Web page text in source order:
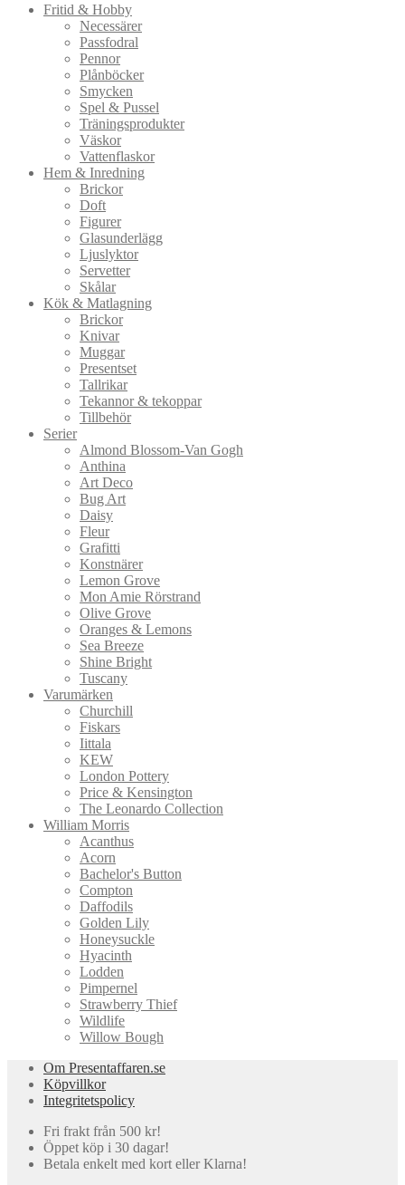
Fritid & Hobby
Necessärer
Passfodral
Pennor
Plånböcker
Smycken
Spel & Pussel
Träningsprodukter
Väskor
Vattenflaskor
Hem & Inredning
Brickor
Doft
Figurer
Glasunderlägg
Ljuslyktor
Servetter
Skålar
Kök & Matlagning
Brickor
Knivar
Muggar
Presentset
Tallrikar
Tekannor & tekoppar
Tillbehör
Serier
Almond Blossom-Van Gogh
Anthina
Art Deco
Bug Art
Daisy
Fleur
Grafitti
Konstnärer
Lemon Grove
Mon Amie Rörstrand
Olive Grove
Oranges & Lemons
Sea Breeze
Shine Bright
Tuscany
Varumärken
Churchill
Fiskars
Iittala
KEW
London Pottery
Price & Kensington
The Leonardo Collection
William Morris
Acanthus
Acorn
Bachelor's Button
Compton
Daffodils
Golden Lily
Honeysuckle
Hyacinth
Lodden
Pimpernel
Strawberry Thief
Wildlife
Willow Bough
Om Presentaffaren.se
Köpvillkor
Integritetspolicy
Fri frakt från 500 kr!
Öppet köp i 30 dagar!
Betala enkelt med kort eller Klarna!